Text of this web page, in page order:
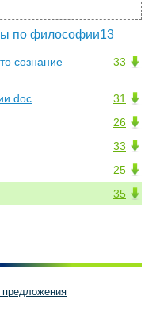
по философии13
33
сознание
31
26
33
25
35